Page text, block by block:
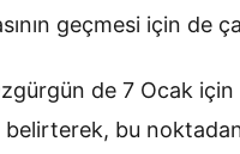
geçmesi için de
de 7 Ocak için
bu